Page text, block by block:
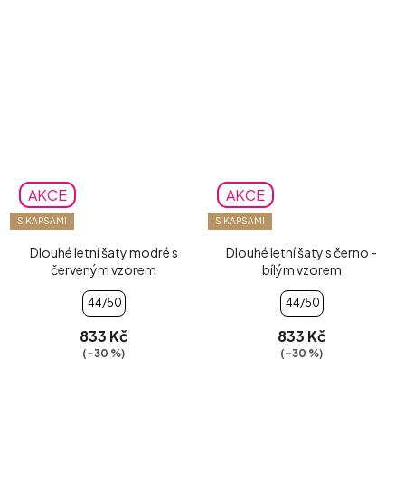
AKCE
S KAPSAMI
Dlouhé letní šaty modré s
červeným vzorem
44/50
833 Kč
(–30 %)
AKCE
S KAPSAMI
Dlouhé letní šaty s černo -
bílým vzorem
44/50
833 Kč
(–30 %)